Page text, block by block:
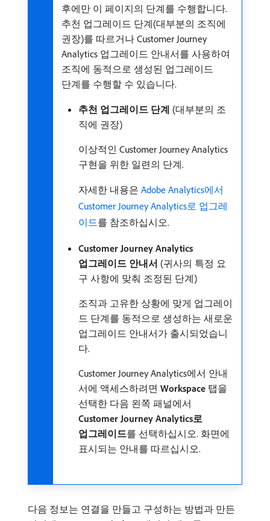
후에만 이 페이지의 단계를 수행합니다.
추천 업그레이드 단계(대부분의 조직에
권장)를 따르거나 Customer Journey
Analytics 업그레이드 안내서를 사용하여
조직에 동적으로 생성된 업그레이드
단계를 수행할 수 있습니다.
추천 업그레이드 단계 (대부분의 조
직에 권장)
이상적인 Customer Journey Analytics
구현을 위한 일련의 단계.
자세한 내용은 Adobe Analytics에서
Customer Journey Analytics로 업그레
이드를 참조하십시오.
Customer Journey Analytics
업그레이드 안내서 (귀사의 특정 요
구 사항에 맞춰 조정된 단계)
조직과 고유한 상황에 맞게 업그레이
드 단계를 동적으로 생성하는 새로운
업그레이드 안내서가 출시되었습니
다.
Customer Journey Analytics에서 안내
서에 액세스하려면 Workspace 탭을
선택한 다음 왼쪽 패널에서
Customer Journey Analytics로
업그레이드​를 선택하십시오. 화면에
표시되는 안내를 따르십시오.
다음 정보는 연결을 만들고 구성하는 방법과 만든